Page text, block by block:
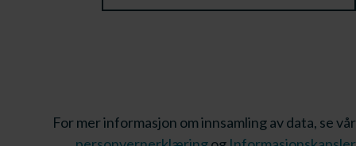
For mer informasjon om innsamling av data, se vår